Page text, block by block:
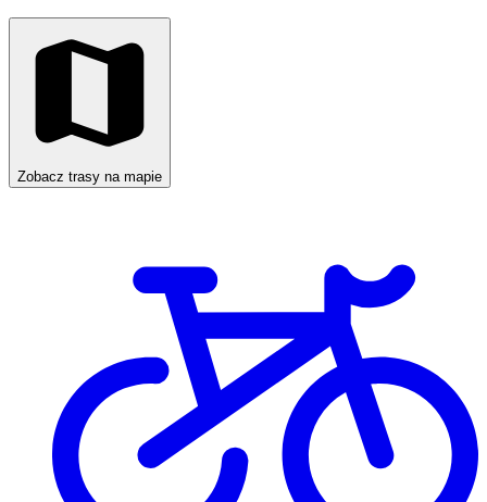
Zobacz trasy na mapie